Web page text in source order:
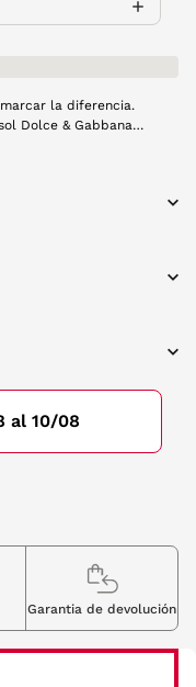
la diferencia.
Dolce & Gabbana
la marca, las Dolce &
al 10/08
Garantia de devolución